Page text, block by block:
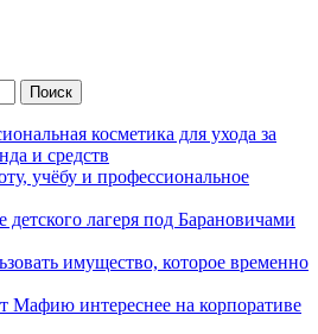
косметика для ухода за
и средств
учёбу и профессиональное
детского лагеря под Барановичами
имущество, которое временно
Мафию интереснее на корпоративе